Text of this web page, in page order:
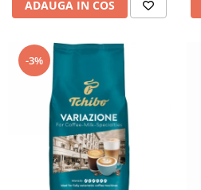
ADAUGA IN COS
-3%